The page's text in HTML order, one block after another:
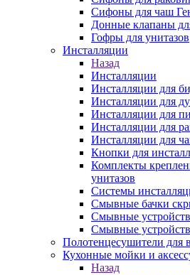
Сифоны для чаш
Донные клапаны
Гофры для унитазов
Инсталляции
Назад
Инсталляции
Инсталляции для
Инсталляции для
Инсталляции для
Инсталляции для
Инсталляции для
Кнопки для
Комплекты
унитазов
Системы
Смывные бачки
Смывные
Смывные
Полотенцесушители для
Кухонные мойки и
Назад